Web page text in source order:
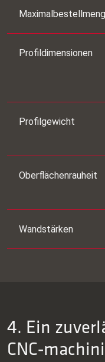
Profildimensionen
Profilgewicht
Oberflächenrauheit
Wandstärken
4. Ein